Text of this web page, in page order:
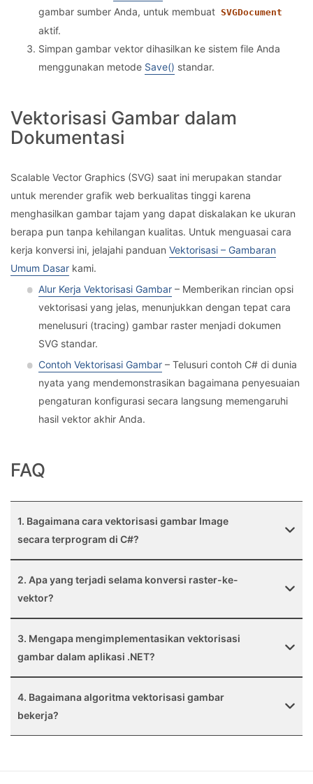
gambar sumber Anda, untuk membuat SVGDocument
aktif.
Simpan gambar vektor dihasilkan ke sistem file Anda
menggunakan metode Save() standar.
Vektorisasi Gambar dalam
Dokumentasi
Scalable Vector Graphics (SVG) saat ini merupakan standar
untuk merender grafik web berkualitas tinggi karena
menghasilkan gambar tajam yang dapat diskalakan ke ukuran
berapa pun tanpa kehilangan kualitas. Untuk menguasai cara
kerja konversi ini, jelajahi panduan Vektorisasi – Gambaran
Umum Dasar kami.
Alur Kerja Vektorisasi Gambar – Memberikan rincian opsi
vektorisasi yang jelas, menunjukkan dengan tepat cara
menelusuri (tracing) gambar raster menjadi dokumen
SVG standar.
Contoh Vektorisasi Gambar – Telusuri contoh C# di dunia
nyata yang mendemonstrasikan bagaimana penyesuaian
pengaturan konfigurasi secara langsung memengaruhi
hasil vektor akhir Anda.
FAQ
1. Bagaimana cara vektorisasi gambar Image
secara terprogram di C#?
2. Apa yang terjadi selama konversi raster-ke-
vektor?
3. Mengapa mengimplementasikan vektorisasi
gambar dalam aplikasi .NET?
4. Bagaimana algoritma vektorisasi gambar
bekerja?